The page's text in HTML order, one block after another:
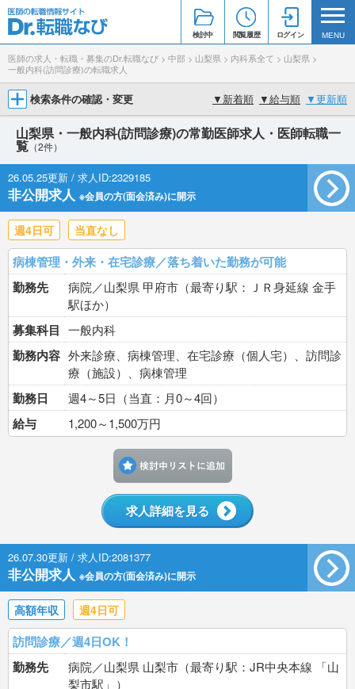
検討中 閲覧履歴 ログイン MENU
医師の求人・転職・募集のDr.転職なび > 中部 > 山梨県 > 内科系全て > 山梨県 >
一般内科(訪問診療)の転職求人
検索条件の確認・変更 ▼ 新着順 ▼給与順 ▼更新順
山梨県・一般内科(訪問診療)の常勤医師求人・医師転職一
覧 （2件）
26.05.25更新 / 求人ID:2329185
非公開求人 ※会員の方(面会済み)に開示
週4日可 当直なし
病棟管理・外来・在宅診療／落ち着いた勤務が可能
勤務先
病院／山梨県 甲府市（最寄り駅：ＪＲ身延線 金手
駅ほか）
募集科目 一般内科
勤務内容 外来診療、病棟管理、在宅診療（個人宅）、訪問診
療（施設）、病棟管理
勤務日 週4～5日（当直：月0～4回）
給与 1,200～1,500万円
求人詳細を見る
26.07.30更新 / 求人ID:2081377
非公開求人 ※会員の方(面会済み)に開示
高額年収 週4日可
訪問診療／週4日OK！
勤務先
病院／山梨県 山梨市（最寄り駅：JR中央本線 「山
梨市駅」）